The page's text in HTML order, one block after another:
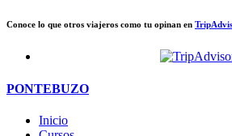
Conoce lo que otros viajeros como tu opinan en
PONTEBUZO
Inicio